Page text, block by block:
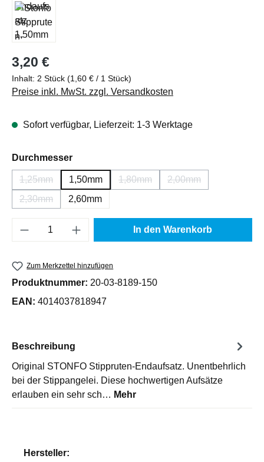
Regulärer Preis:
3,20 €
Inhalt: 2 Stück (1,60 € / 1 Stück)
Preise inkl. MwSt. zzgl. Versandkosten
Sofort verfügbar, Lieferzeit: 1-3 Werktage
Durchmesserauswählen
1,25mm
(Diese Option ist zurzeit nicht verfügbar.)
1,50mm 1,80mm
(Diese Option ist zurzeit nicht
2,00mm
2,30mm
(Diese Option ist zurzeit nicht verfügbar.)
2,60mm
Produkt Anzahl: Gib den gewünschten
In den Warenkorb
Zum Merkzettel hinzufügen
Produktnummer: 20-03-8189-150
EAN: 4014037818947
Beschreibung
Original STONFO Stippruten-Endaufsatz. Unentbehrlich
bei der Stippangelei. Diese hochwertigen Aufsätze
erlauben ein sehr sch… Mehr
Hersteller: